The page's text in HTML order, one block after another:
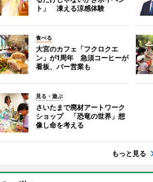
ト」 凍える涼感体験
食べる
大宮のカフェ「フクロクエ
ン」が1周年 急須コーヒーが
看板、バー営業も
見る・遊ぶ
さいたまで廃材アートワーク
ショップ 「恐竜の世界」想
像し命を考える
もっと見る